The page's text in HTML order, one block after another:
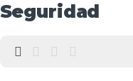
Seguridad